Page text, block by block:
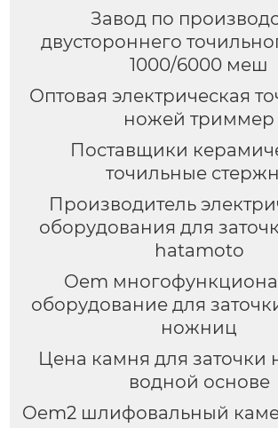
Завод по
двустороннего
1000/6000 меш
Оптовая электрическая
ножей триммер
Поставщики
точильные
Производитель
оборудования для
hatamoto
Oem
оборудование для
ножниц
Цена камня для заточки
водной основе
Oem2 шлифовальный